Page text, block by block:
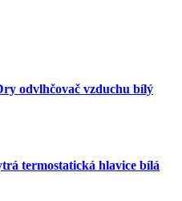
odvlhčovač vzduchu bílý
termostatická hlavice bílá